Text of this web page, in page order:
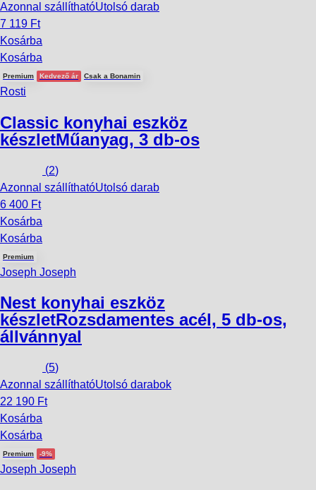
Azonnal szállíthatóUtolsó darab
7 119 Ft
Kosárba
Kosárba
Premium Kedvező ár Csak a Bonamin
Rosti
Classic konyhai eszköz
készletMűanyag, 3 db-os
(2)
Azonnal szállíthatóUtolsó darab
6 400 Ft
Kosárba
Kosárba
Premium
Joseph Joseph
Nest konyhai eszköz
készletRozsdamentes acél, 5 db-os,
állvánnyal
(5)
Azonnal szállíthatóUtolsó darabok
22 190 Ft
Kosárba
Kosárba
Premium -9%
Joseph Joseph